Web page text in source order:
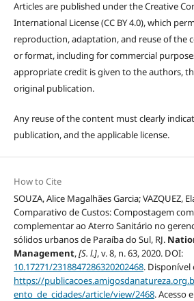
Articles are published under the Creative
International License (CC BY 4.0), which
reproduction, adaptation, and reuse of the
or format, including for commercial
appropriate credit is given to the authors,
original publication.
Any reuse of the content must clearly
publication, and the applicable license.
How to Cite
SOUZA, Alice Magalhães Garcia; VAZQUEZ,
Comparativo de Custos: Compostagem
complementar ao Aterro Sanitário no
sólidos urbanos de Paraíba do Sul, RJ.
Management,[S. l.], v. 8, n. 63, 2020. DOI:
10.17271/2318847286320202468. Disponível
https://
ento_de_cidades/article/view/2468. Acesso